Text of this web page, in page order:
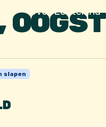
Over Lenteland
OOGST
slapen